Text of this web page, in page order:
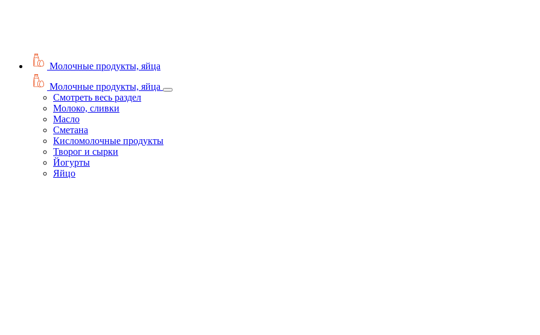
Молочные продукты, яйца
Молочные продукты, яйца
Смотреть весь раздел
Молоко, сливки
Масло
Сметана
Кисломолочные продукты
Творог и сырки
Йогурты
Яйцо